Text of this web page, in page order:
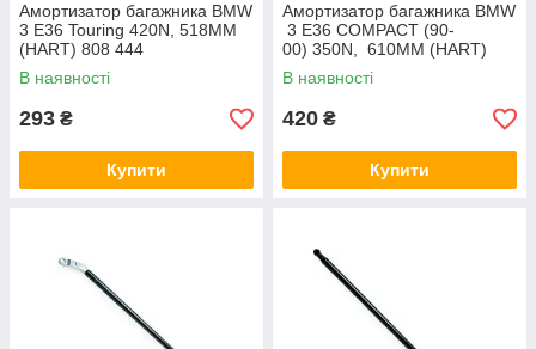
Амортизатор багажника BMW
3 E36 Touring 420N, 518MM
(HART) 808 444
В наявності
293 ₴
Купити
Амортизатор багажника BMW
3 E36 COMPACT (90-
00) 350N, 610MM (HART)
В наявності
420 ₴
Купити